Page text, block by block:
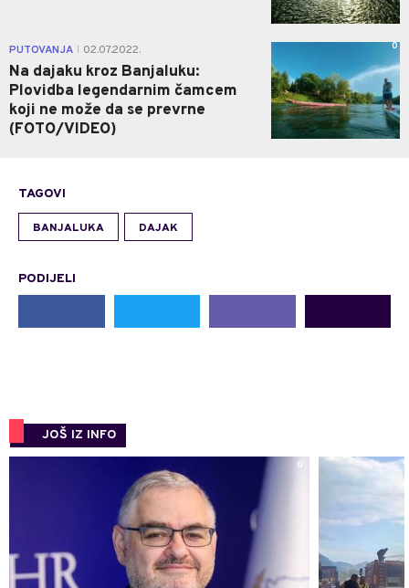
PUTOVANJA 02.07.2022.
Na dajaku kroz Banjaluku:
Plovidba legendarnim čamcem
koji ne može da se prevrne
(FOTO/VIDEO)
0
TAGOVI
BANJALUKA DAJAK
PODIJELI
JOŠ IZ INFO
0